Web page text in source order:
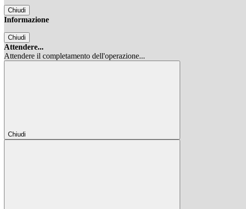
Chiudi
Informazione
Chiudi
Attendere...
Attendere il completamento dell'operazione...
Chiudi